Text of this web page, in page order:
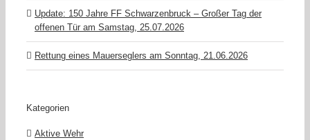
Update: 150 Jahre FF Schwarzenbruck – Großer Tag der
offenen Tür am Samstag, 25.07.2026
Rettung eines Mauerseglers am Sonntag, 21.06.2026
Kategorien
Aktive Wehr